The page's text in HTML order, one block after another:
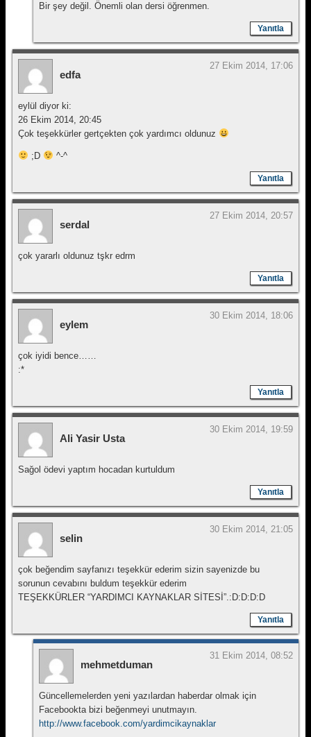
Bir şey değil. Önemli olan dersi öğrenmen.
Yanıtla
edfa
27 Ekim 2014, 17:06
eylül diyor ki:
26 Ekim 2014, 20:45
Çok teşekkürler gertçekten çok yardımcı oldunuz
;D ^-^
Yanıtla
serdal
27 Ekim 2014, 20:57
çok yararlı oldunuz tşkr edrm
Yanıtla
eylem
30 Ekim 2014, 18:06
çok iyidi bence……
:*
Yanıtla
Ali Yasir Usta
30 Ekim 2014, 19:59
Sağol ödevi yaptım hocadan kurtuldum
Yanıtla
selin
30 Ekim 2014, 21:05
çok beğendim sayfanızı teşekkür ederim sizin sayenizde bu
sorunun cevabını buldum teşekkür ederim
TEŞEKKÜRLER “YARDIMCI KAYNAKLAR SİTESİ”.:D:D:D:D
Yanıtla
mehmetduman
31 Ekim 2014, 08:52
Güncellemelerden yeni yazılardan haberdar olmak için
Facebookta bizi beğenmeyi unutmayın.
http://www.facebook.com/yardimcikaynaklar